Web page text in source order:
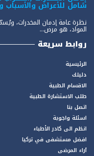
شامل للأعراض والأسباب
نظرة عامة إدمان المخدرات،
المواد، هو مرض...
روابط سريعة
الرئيسية
دليلك
الاقسام الطبية
طلب الاستشارة الطبية
اتصل بنا
اسئلة واجوبة
انظم الى كادر الأطباء
افضل مستشفى في تركيا
آراء المرضى